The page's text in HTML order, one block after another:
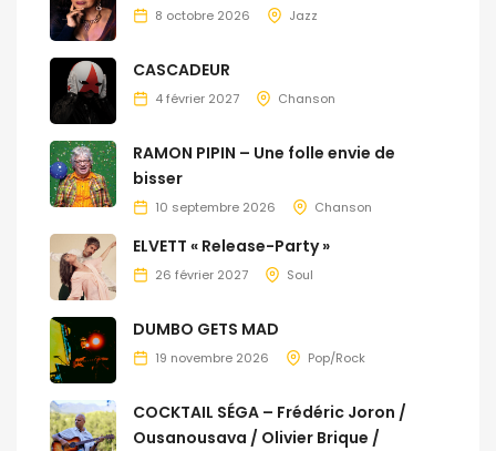
8 octobre 2026 Jazz
CASCADEUR
4 février 2027 Chanson
RAMON PIPIN – Une folle envie de
bisser
10 septembre 2026 Chanson
ELVETT « Release-Party »
26 février 2027 Soul
DUMBO GETS MAD
19 novembre 2026 Pop/Rock
COCKTAIL SÉGA – Frédéric Joron /
Ousanousava / Olivier Brique /